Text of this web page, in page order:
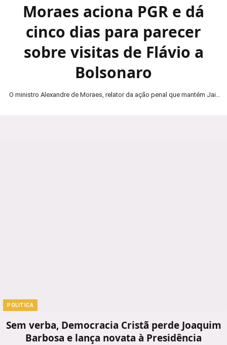
Moraes aciona PGR e dá
cinco dias para parecer
sobre visitas de Flávio a
Bolsonaro
O ministro Alexandre de Moraes, relator da ação penal que mantém Jair
POLITICA
Sem verba, Democracia Cristã perde Joaquim
Barbosa e lança novata à Presidência